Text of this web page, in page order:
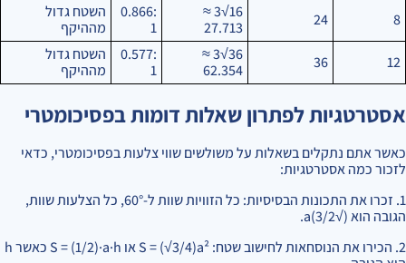
8
24
16√3 ≈
27.713
0.866:
1
השטח גדול
מההיקף
12
36
36√3 ≈
62.354
0.577:
1
השטח גדול
מההיקף
אסטרטגיות לפתרון שאלות דומות בפסיכומטרי
כאשר אתם נתקלים בשאלות על משולשים שווי צלעות בפסיכומטרי, כדאי
לזכור כמה אסטרטגיות:
1. זכרו את התכונות הבסיסיות: כל הזוויות שוות ל-60°, כל הצלעות שוות,
הגובה הוא (√3/2)a.
2. הכירו את הנוסחאות לחישוב שטח: S = (√3/4)a² או S = (1/2)·a·h כאשר h